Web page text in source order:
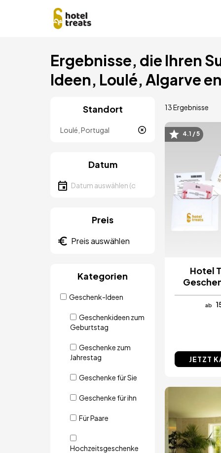
Ergebnisse, die Ihren
Ideen, Loulé, Algarve
Standort
Datum
Datum auswählen
Preis
Kategorien
Geschenk-Ideen
Geschenkideen zum
Geburtstag
Geschenke zum
Jahrestag
Geschenke für Sie
Geschenke für ihn
Für Paare
Hochzeitsgeschenke
13 Ergebnisse
Bild4.1 / 5
Hotel
ab
JETZT